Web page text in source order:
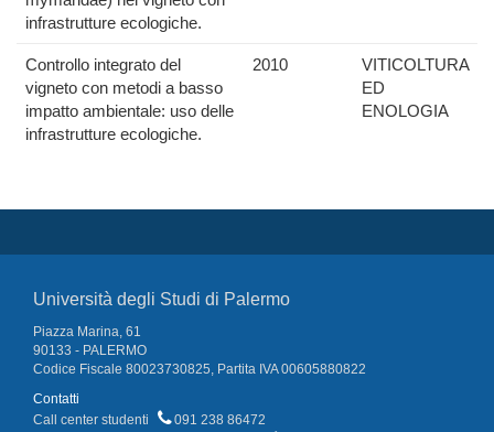
infrastrutture ecologiche.
Controllo integrato del
vigneto con metodi a basso
impatto ambientale: uso delle
infrastrutture ecologiche.
2010
VITICOLTURA
ED
ENOLOGIA
Università degli Studi di Palermo
Piazza Marina, 61
90133 - PALERMO
Codice Fiscale 80023730825, Partita IVA 00605880822
Contatti
Call center studenti
091 238 86472